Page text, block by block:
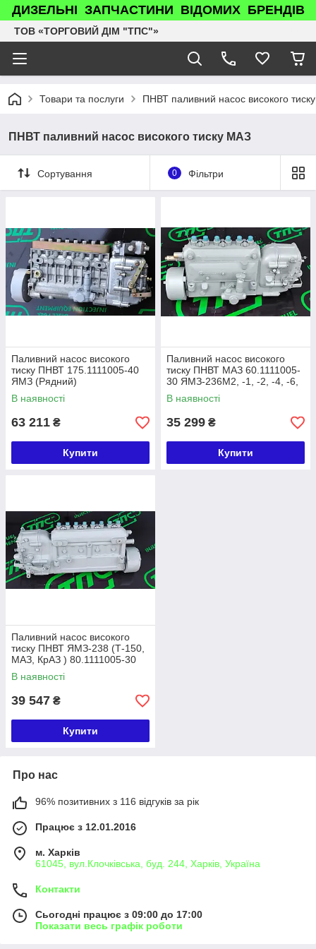
ДИЗЕЛЬНІ ЗАПЧАСТИНИ ВІДОМИХ БРЕНДІВ
ТОВ «ТОРГОВИЙ ДІМ "ТПС"»
Товари та послуги ПНВТ паливний насос високого
ПНВТ паливний насос високого тиску МАЗ
Сортування 0 Фільтри
Паливний насос високого
тиску ПНВТ 175.1111005-40
ЯМЗ (Рядний)
В наявності
63 211 ₴
Купити
Паливний насос високого
тиску ПНВТ МАЗ 60.1111005-
30 ЯМЗ-236М2, -1, -2, -4, -6,
-7, -10 (в-во ЯА)
В наявності
35 299 ₴
Купити
Паливний насос високого
тиску ПНВТ ЯМЗ-238 (Т-150,
МАЗ, КрАЗ ) 80.1111005-30
(в-во ЯА)
В наявності
39 547 ₴
Купити
Про нас
96% позитивних з 116 відгуків за рік
Працює з 12.01.2016
м. Харків
61045, вул.Клочківська, буд. 244, Харків, Україна
Контакти
Сьогодні працює з 09:00 до 17:00
Показати весь графік роботи